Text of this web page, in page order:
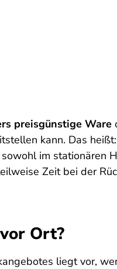
preisgünstige Ware
kann. Das
im stationären
Zeit bei der
Ort?
liegt vor,